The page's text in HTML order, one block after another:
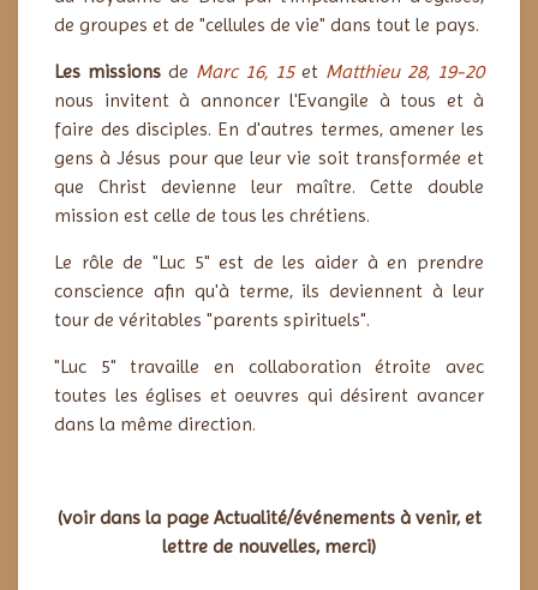
de groupes et de "cellules de vie" dans tout le pays.
Les missions de Marc 16, 15et Matthieu 28, 19-20
nous invitent à annoncer l'Evangile à tous et à
faire des disciples. En d'autres termes, amener les
gens à Jésus pour que leur vie soit transformée et
que Christ devienne leur maître. Cette double
mission est celle de tous les chrétiens.
Le rôle de "Luc 5" est de les aider à en prendre
conscience afin qu'à terme, ils deviennent à leur
tour de véritables "parents spirituels".
"Luc 5" travaille en collaboration étroite avec
toutes les églises et oeuvres qui désirent avancer
dans la même direction.
(voir dans la page Actualité/événements à venir, et
lettre de nouvelles, merci)